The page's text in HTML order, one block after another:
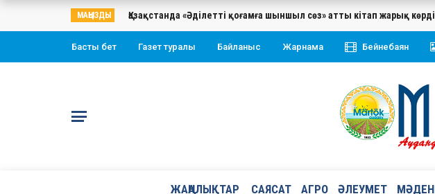
МАҢЫЗДЫ Қазақстанда «Әділетті қоғамға шыншыл сөз» атты кітап жарық
Басты бет Газет туралы Байланыс Жарнама Бейнебаян
ЖАҢАЛЫҚТАР САЯСАТ АГРО ӘЛЕУМЕТ